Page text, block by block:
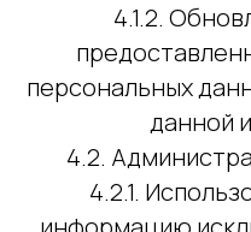
4.1.2.
персональных
данной
4.2.
4.2.1.